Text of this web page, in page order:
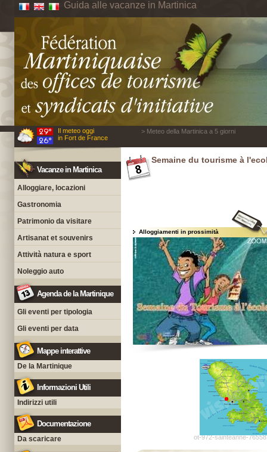
Guida alle vacanze in Martinica
Il meteo oggi
in Fort de France
> Meteo della Martinica a 5 giorni
Vacanze in Martinica
Alloggiare, locazioni
Gastronomia
Patrimonio da visitare
Artisanat et souvenirs
Attività natura e sport
Noleggio auto
Agenda de la Martinique
Gli eventi per tipologia
Gli eventi per data
Mappe interattive
De la Martinique
Informazioni Utili
Indirizzi utili
Documentazione
Da scaricare
Semaine du tourisme à
Alloggiamenti in prossimità
ot-972-sainteanne-